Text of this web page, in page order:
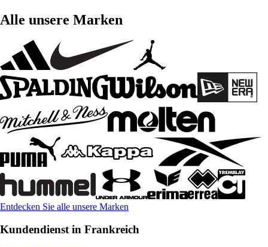
Alle unsere Marken
Entdecken Sie alle unsere Marken
Kundendienst in Frankreich